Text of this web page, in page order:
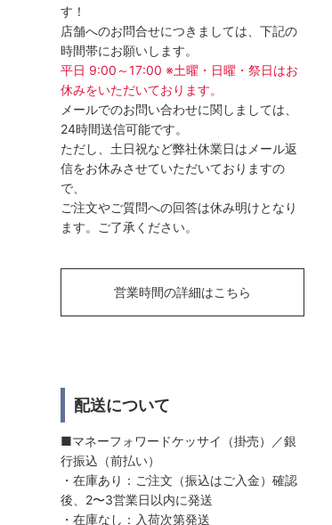
す！
店舗へのお問合せにつきましては、下記の
時間帯にお願いします。
平日 9:00～17:00 ※土曜・日曜・祭日はお
休みをいただいております。
メールでのお問い合わせに関しましては、
24時間送信可能です。
ただし、土日祝など弊社休業日はメール返
信をお休みさせていただいておりますの
で、
ご注文やご質問への回答は休み明けとなり
ます。ご了承ください。
営業時間の詳細はこちら
配送について
■マネーフォワードケッサイ（掛売）／銀
行振込（前払い）
・在庫あり：ご注文（振込はご入金）確認
後、2〜3営業日以内に発送
・在庫なし：入荷次第発送